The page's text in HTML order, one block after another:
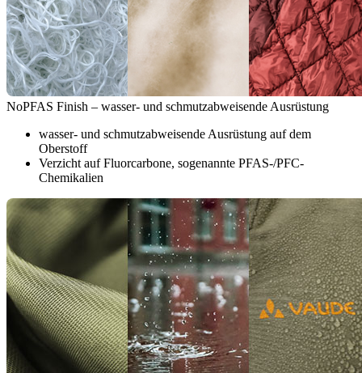
NoPFAS Finish – wasser- und schmutzabweisende Ausrüstung
wasser- und schmutzabweisende Ausrüstung auf dem
Oberstoff
Verzicht auf Fluorcarbone, sogenannte PFAS-/PFC-
Chemikalien